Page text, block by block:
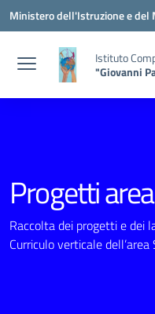
Vai ai contenuti
Vai al menu di navigazione
Vai al footer
Ministero dell'Istruzione e del
Istituto
"Giovanni
Progetti
Raccolta dei progetti e dei
Curriculo verticale